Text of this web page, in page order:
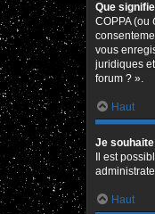
Que
COPPA (ou
vous
juridiques
forum ? ».
Haut
Je
Il est
Haut